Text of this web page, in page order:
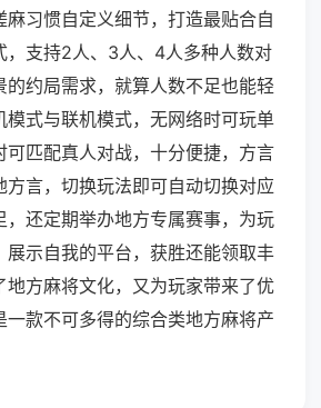
麻习惯自定义细节，打造最贴合自
，支持2人、3人、4人多种人数对
的约局需求，就算人数不足也能轻
模式与联机模式，无网络时可玩单
可匹配真人对战，十分便捷，方言
方言，切换玩法即可自动切换对应
，还定期举办地方专属赛事，为玩
展示自我的平台，获胜还能领取丰
地方麻将文化，又为玩家带来了优
一款不可多得的综合类地方麻将产